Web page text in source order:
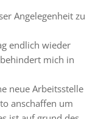
Angelegenheit zu
endlich wieder
mich in
neue Arbeitsstelle
anschaffen um